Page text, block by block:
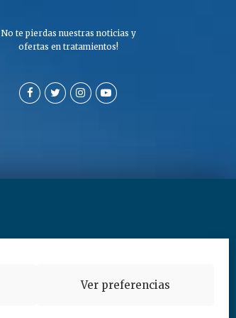
Ver preferencias
No te pierdas nuestras noticias y
ofertas en tratamientos!